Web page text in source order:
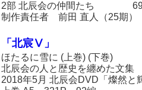
2部 北辰会の仲間たち 69
制作責任者 前田 直人（25期
「北宸Ⅴ」
ほたるに雪に (上巻) (下巻)
北辰会の人と歴史を纏めた文集
2018年5月 北辰会DVD「燦然